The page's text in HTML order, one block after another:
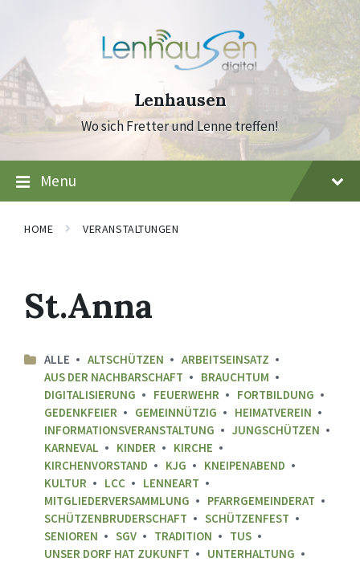
Lenhausen
Wo sich Fretter und Lenne treffen!
Menu
HOME VERANSTALTUNGEN
St.Anna
ALLE ALTSCHÜTZEN
ARBEITSEINSATZ
AUS DER NACHBARSCHAFT
BRAUCHTUM
DIGITALISIERUNG
FEUERWEHR
FORTBILDUNG
GEDENKFEIER
GEMEINNÜTZIG
HEIMATVEREIN
INFORMATIONSVERANSTALTUNG
JUNGSCHÜTZEN
KARNEVAL
KINDER
KIRCHE
KIRCHENVORSTAND
KJG
KNEIPENABEND
KULTUR
LCC
LENNEART
MITGLIEDERVERSAMMLUNG
PFARRGEMEINDERAT
SCHÜTZENBRUDERSCHAFT
SCHÜTZENFEST
SENIOREN
SGV TRADITION
TUS
UNSER DORF HAT ZUKUNFT
UNTERHALTUNG